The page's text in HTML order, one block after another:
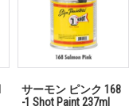
サーモン ピンク 168
-1 Shot Paint 237ml